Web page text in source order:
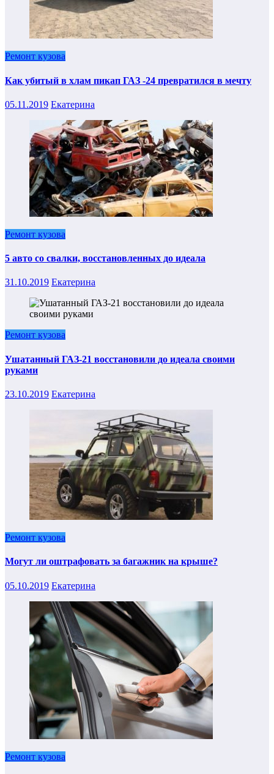
Ремонт кузова
Как убитый в хлам пикап ГАЗ -24 превратился в мечту
05.11.2019 Екатерина
Ремонт кузова
5 авто со свалки, восстановленных до идеала
31.10.2019 Екатерина
Ремонт кузова
Ушатанный ГАЗ-21 восстановили до идеала своими
руками
23.10.2019 Екатерина
Ремонт кузова
Могут ли оштрафовать за багажник на крыше?
05.10.2019 Екатерина
Ремонт кузова